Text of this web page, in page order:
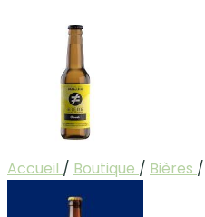
Accueil / Boutique / Bières /